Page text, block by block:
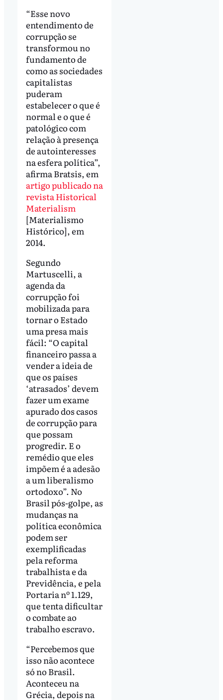
“Esse novo
entendimento de
corrupção se
transformou no
fundamento de
como as sociedades
capitalistas
puderam
estabelecer o que é
normal e o que é
patológico com
relação à presença
de autointeresses
na esfera política”,
afirma Bratsis, em
artigo publicado na
revista Historical
Materialism
[Materialismo
Histórico], em
2014.
Segundo
Martuscelli, a
agenda da
corrupção foi
mobilizada para
tornar o Estado
uma presa mais
fácil: “O capital
financeiro passa a
vender a ideia de
que os países
‘atrasados’ devem
fazer um exame
apurado dos casos
de corrupção para
que possam
progredir. E o
remédio que eles
impõem é a adesão
a um liberalismo
ortodoxo”. No
Brasil pós-golpe, as
mudanças na
política econômica
podem ser
exemplificadas
pela reforma
trabalhista e da
Previdência, e pela
Portaria nº 1.129,
que tenta dificultar
o combate ao
trabalho escravo.
“Percebemos que
isso não acontece
só no Brasil.
Aconteceu na
Grécia, depois na